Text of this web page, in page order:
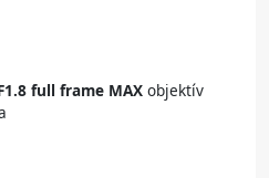
full frame MAX objektív